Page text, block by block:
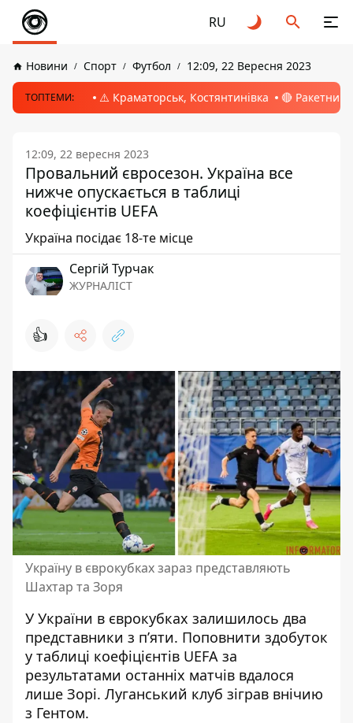
RU
Новини Спорт Футбол 12:09, 22 Вересня 2023
ТОПТЕМИ: ⚠️ Краматорськ, Костянтинівка 🔴 Ракетний
12:09, 22 вересня 2023
Провальний євросезон. Україна все
нижче опускається в таблиці
коефіцієнтів UEFA
Україна посідає 18-те місце
Сергій Турчак
ЖУРНАЛІСТ
👍
Україну в єврокубках зараз представляють
Шахтар та Зоря
У України в єврокубках залишилось два
представники з п’яти. Поповнити здобуток
у таблиці коефіцієнтів UEFA за
результатами останніх матчів вдалося
лише Зорі. Луганський клуб зіграв внічию
з Гентом.